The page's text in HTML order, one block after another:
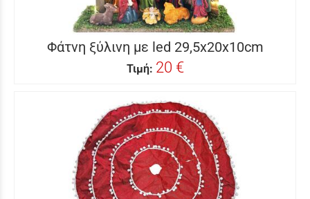
Φάτνη ξύλινη με led 29,5x20x10cm
Τιμή: 20 €